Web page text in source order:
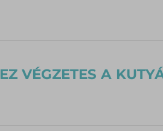
VÉGZETES A